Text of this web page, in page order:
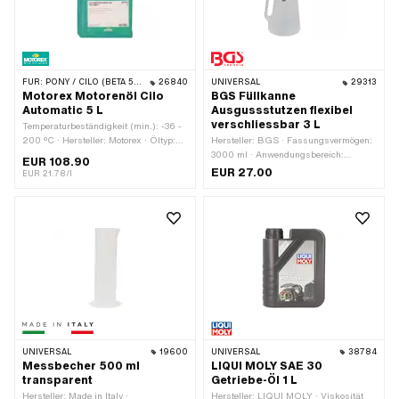
FÜR: PONY / CILO (BETA 521 & 512) 26840
Motorex Motorenöl Cilo
Automatic 5 L
Temperaturbeständigkeit (min.): -36 -
200 °C · Hersteller: Motorex · Öltyp:
ml · Getriebeart: Automat ·
EUR 108.90
EUR 21.78/l
UNIVERSAL 29313
BGS Füllkanne
Ausgussstutzen flexibel
verschliessbar 3 L
Hersteller: BGS · Fassungsvermögen:
3000 ml · Anwendungsbereich:
Werkstattzubehör
EUR 27.00
UNIVERSAL 19600
Messbecher 500 ml
transparent
Hersteller: Made in Italy ·
UNIVERSAL 38784
LIQUI MOLY SAE 30
Getriebe-Öl 1 L
Hersteller: LIQUI MOLY · Viskosität